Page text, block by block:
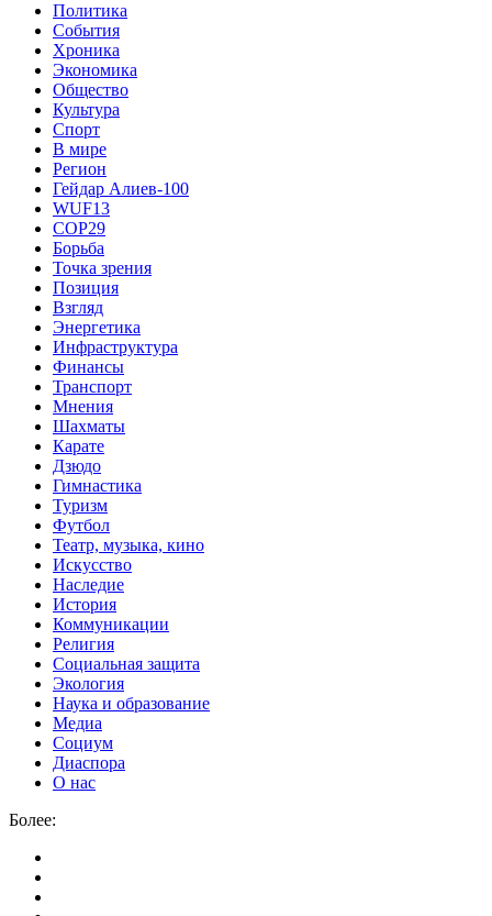
Политика
События
Хроника
Экономика
Общество
Культура
Спорт
В мире
Регион
Гейдар Алиев-100
WUF13
COP29
Борьба
Точка зрения
Позиция
Взгляд
Энергетика
Инфраструктура
Финансы
Транспорт
Мнения
Шахматы
Карате
Дзюдо
Гимнастика
Туризм
Футбол
Театр, музыка, кино
Искусство
Наследие
История
Коммуникации
Религия
Социальная защита
Экология
Наука и образование
Медиа
Социум
Диаспора
О нас
Более: